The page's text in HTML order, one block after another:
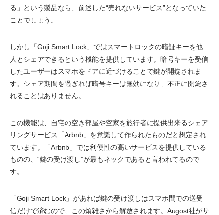
る」という製品なら、前述した“売れないサービス”となっていた
ことでしょう。
しかし「Goji Smart Lock」ではスマートロックの暗証キーを他
人とシェアできるという機能を提供しています。暗号キーを受信
したユーザーはスマホをドアに近づけることで鍵が開錠されま
す。シェア期間を過ぎれば暗号キーは無効になり、不正に開錠さ
れることはありません。
この機能は、自宅の空き部屋や空家を旅行者に提供出来るシェア
リングサービス「Arbnb」を意識して作られたものだと想定され
ています。「Arbnb」では利便性の高いサービスを提供している
ものの、“鍵の受け渡し”が最もネックであると言われてるので
す。
「Goji Smart Lock」があれば鍵の受け渡しはスマホ間での送受
信だけで済むので、この煩雑さから解放されます。Augost社がサ